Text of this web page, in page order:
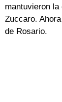
mantuvieron
Zuccaro.
de Rosario.